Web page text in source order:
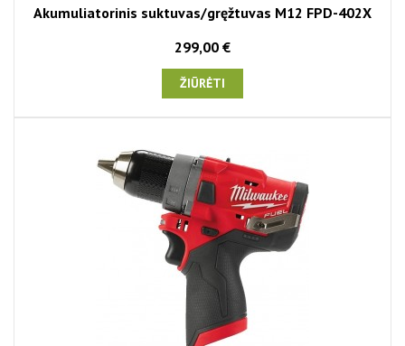
Akumuliatorinis suktuvas/gręžtuvas M12 FPD-402X
299,00 €
ŽIŪRĖTI